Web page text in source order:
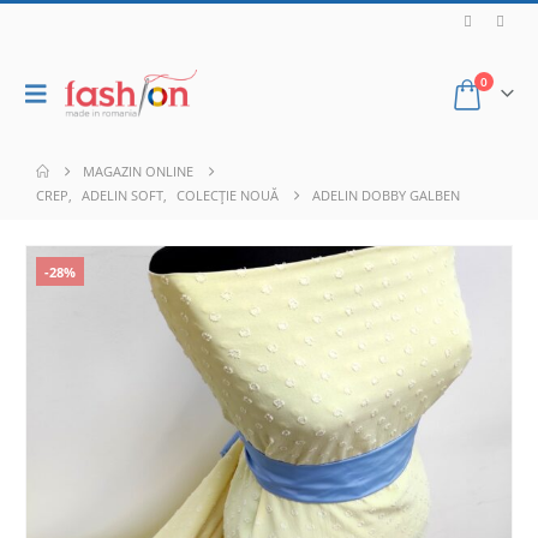
0
MAGAZIN ONLINE
CREP, ADELIN SOFT, COLECȚIE NOUĂ ADELIN DOBBY GALBEN
-28%